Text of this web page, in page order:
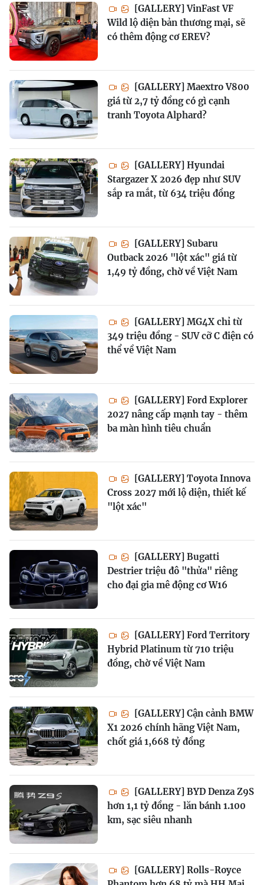
[GALLERY] VinFast VF
Wild lộ diện bản thương mại, sẽ
có thêm động cơ EREV?
[GALLERY] Maextro V800
giá từ 2,7 tỷ đồng có gì cạnh
tranh Toyota Alphard?
[GALLERY] Hyundai
Stargazer X 2026 đẹp như SUV
sắp ra mắt, từ 634 triệu đồng
[GALLERY] Subaru
Outback 2026 "lột xác" giá từ
1,49 tỷ đồng, chờ về Việt Nam
[GALLERY] MG4X chỉ từ
349 triệu đồng - SUV cỡ C điện có
thể về Việt Nam
[GALLERY] Ford Explorer
2027 nâng cấp mạnh tay - thêm
ba màn hình tiêu chuẩn
[GALLERY] Toyota Innova
Cross 2027 mới lộ diện, thiết kế
"lột xác"
[GALLERY] Bugatti
Destrier triệu đô "thửa" riêng
cho đại gia mê động cơ W16
[GALLERY] Ford Territory
Hybrid Platinum từ 710 triệu
đồng, chờ về Việt Nam
[GALLERY] Cận cảnh BMW
X1 2026 chính hãng Việt Nam,
chốt giá 1,668 tỷ đồng
[GALLERY] BYD Denza Z9S
hơn 1,1 tỷ đồng - lăn bánh 1.100
km, sạc siêu nhanh
[GALLERY] Rolls-Royce